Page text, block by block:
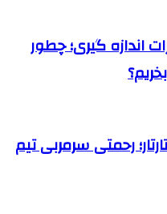
اندازه گیری؛ چطور
رحمتی سرمربی تیم